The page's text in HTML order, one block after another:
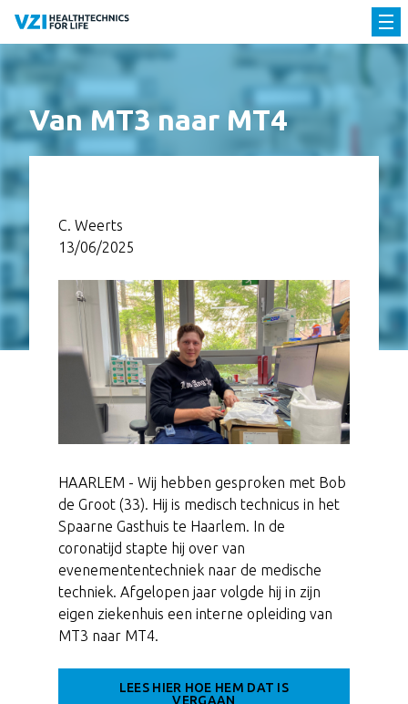
Van MT3 naar MT4
C. Weerts
13/06/2025
HAARLEM - Wij hebben gesproken met Bob
de Groot (33). Hij is medisch technicus in het
Spaarne Gasthuis te Haarlem. In de
coronatijd stapte hij over van
evenemententechniek naar de medische
techniek. Afgelopen jaar volgde hij in zijn
eigen ziekenhuis een interne opleiding van
MT3 naar MT4.
LEES HIER HOE HEM DAT IS
VERGAAN